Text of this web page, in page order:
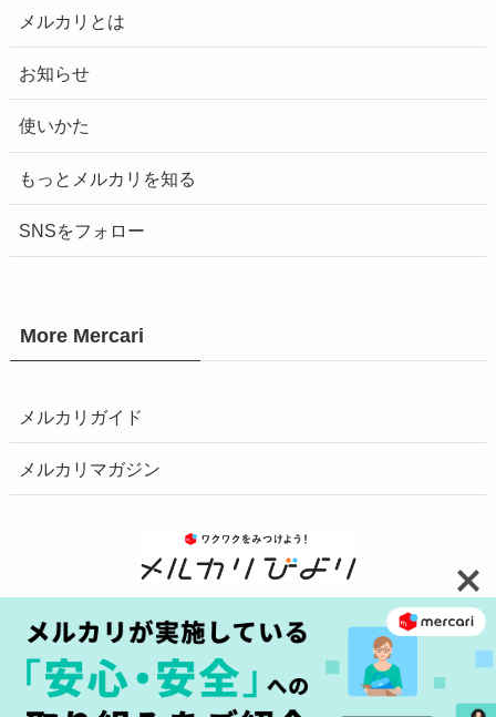
メルカリとは
お知らせ
使いかた
もっとメルカリを知る
SNSをフォロー
More Mercari
メルカリガイド
メルカリマガジン
お問い合わせ 安心・安全の取り組みへ
プライバシーポリシー
障害情報はこちら
商標について